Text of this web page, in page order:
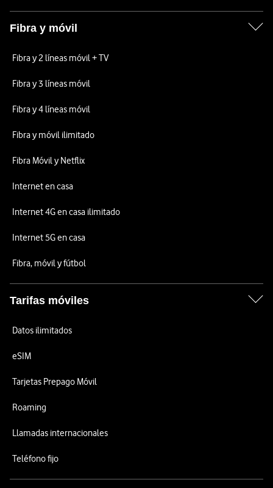
Fibra y móvil
Fibra y 2 líneas móvil + TV
Fibra y 3 líneas móvil
Fibra y 4 líneas móvil
Fibra y móvil ilimitado
Fibra Móvil y Netflix
Internet en casa
Internet 4G en casa ilimitado
Internet 5G en casa
Fibra, móvil y fútbol
Tarifas móviles
Datos ilimitados
eSIM
Tarjetas Prepago Móvil
Roaming
Llamadas internacionales
Teléfono fijo